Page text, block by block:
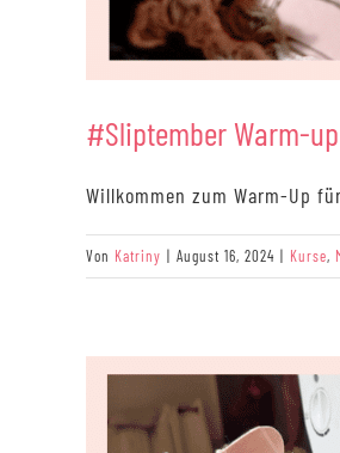
#Sliptember Warm-up
Willkommen zum Warm-Up
Von Katriny | August 16, 2024 | Kurse,